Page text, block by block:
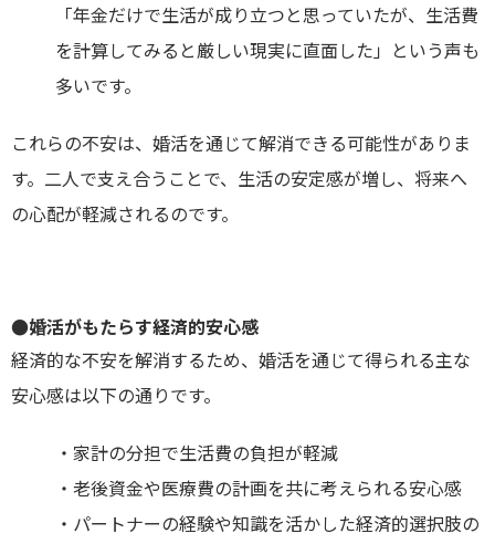
「年金だけで生活が成り立つと思っていたが、生活費
を計算してみると厳しい現実に直面した」という声も
多いです。
これらの不安は、婚活を通じて解消できる可能性がありま
す。二人で支え合うことで、生活の安定感が増し、将来へ
の心配が軽減されるのです。
●婚活がもたらす経済的安心感
経済的な不安を解消するため、婚活を通じて得られる主な
安心感は以下の通りです。
・家計の分担で生活費の負担が軽減
・老後資金や医療費の計画を共に考えられる安心感
・パートナーの経験や知識を活かした経済的選択肢の